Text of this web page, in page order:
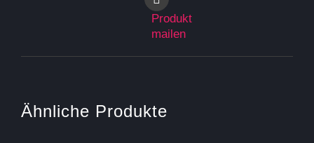
Produkt
mailen
Ähnliche Produkte